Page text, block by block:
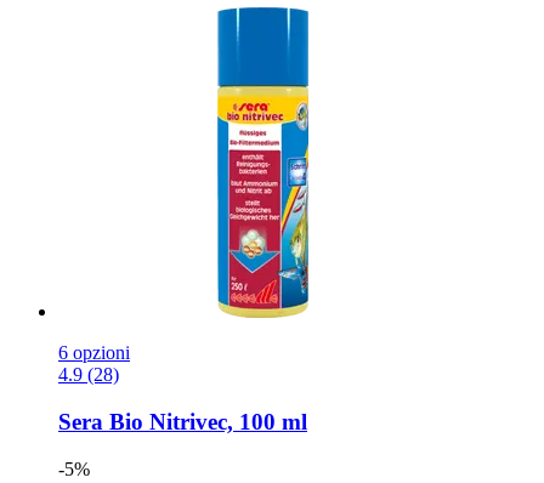
6 opzioni
4.9 (28)
Sera Bio Nitrivec, 100 ml
-5%